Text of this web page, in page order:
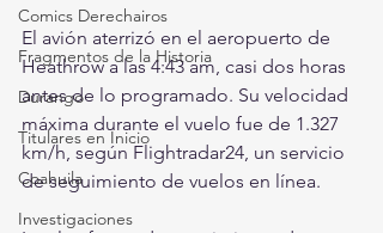
Comics Derechairos
Fragmentos de la Historia
Durango
Titulares en Inicio
Coahuila
Investigaciones
El avión aterrizó en el aeropuerto de
Heathrow a las 4:43 am, casi dos horas
antes de lo programado. Su velocidad
máxima durante el vuelo fue de 1.327
km/h, según Flightradar24, un servicio
de seguimiento de vuelos en línea.